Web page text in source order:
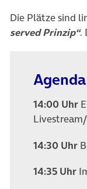
Die Plätze sind
served Prinzip“.
Agenda
14:00 Uhr
14:30 Uhr
14:35 Uhr